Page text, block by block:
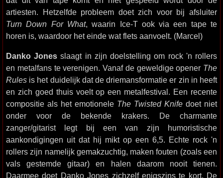
artiesten. Hetzelfde probleem doet zich voor bij afsluiter
Turn Down For What, waarin Ice-T ook via een tape te
horen is, waardoor het einde wat flets aanvoelt. (Marcel)
Danko Jones slaagt in zijn doelstelling om rock 'n rollers
en metalfans te verenigen. Vanaf de geweldige opener The
Rules is het duidelijk dat de driemansformatie er zin in heeft
en zich goed thuis voelt op een metalfestival. Een recente
compositie als het emotionele The Twisted Knife doet niet
onder voor de bekende krakers. De charmante
zanger/gitarist legt bij een van zijn humoristische
aankondigingen uit dat hij mikt op een 6,5. Echte rock 'n
rollers zijn namelijk gemakzuchtig, maken fouten (zoals een
vals gestemde gitaar) en halen daarom nooit tienen.
Daarmee doet Danko Jones zichzelf enigszins te kort. De